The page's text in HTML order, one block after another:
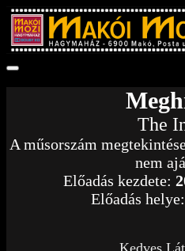
The
A műsorszám
nem
Előadás kezdete:
Előadás helye: